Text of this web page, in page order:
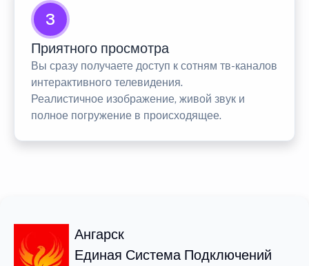
3
Приятного просмотра
Вы сразу получаете доступ к сотням тв-каналов
интерактивного телевидения.
Реалистичное изображение, живой звук и
полное погружение в происходящее.
Ангарск
Единая Система Подключений